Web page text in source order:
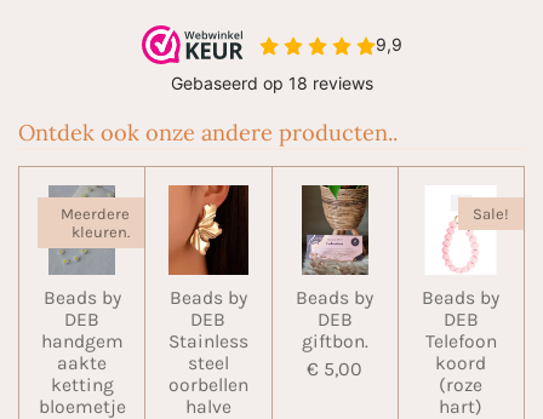
Ontdek ook onze andere producten..
Meerdere
kleuren.
Beads by
DEB
handgem
aakte
ketting
bloemetje
Beads by
DEB
Stainless
steel
oorbellen
halve
Beads by
DEB
giftbon.
€ 5,00
Sale!
Beads by
DEB
Telefoon
koord
(roze
hart)